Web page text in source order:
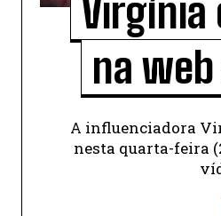
Virgínia
na
A influenciadora
nesta quarta-feira